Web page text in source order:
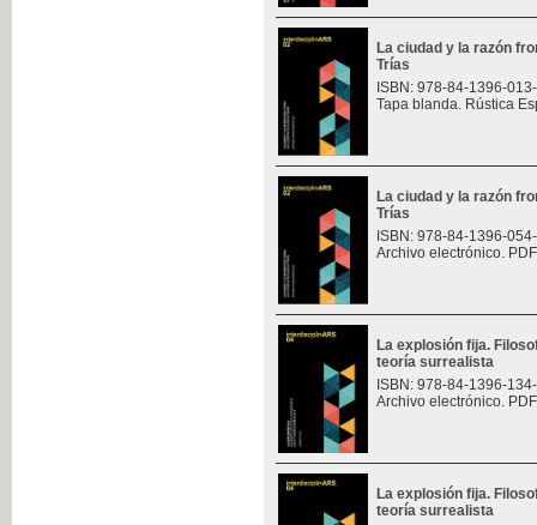
La ciudad y la razón
Trías
ISBN: 978-84-1396-
Tapa blanda. Rústica
La ciudad y la razón
Trías
ISBN: 978-84-1396-
Archivo electrónico.
La explosión fija.
teoría surrealista
ISBN: 978-84-1396-
Archivo electrónico.
La explosión fija.
teoría surrealista